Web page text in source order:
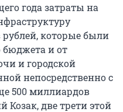
года затраты на
которые были
бюджета и от
и городской
непосредственно с
500 миллиардов
Козак, две трети этой